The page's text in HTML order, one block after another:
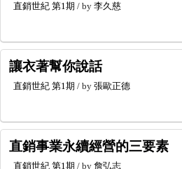
直銷世紀 第1期 / by 李久慈
讓衣著幫你說話
直銷世紀 第1期 / by 張歐正德
直銷事業永續經營的三要素
直銷世紀 第1期 / by 詹弘志